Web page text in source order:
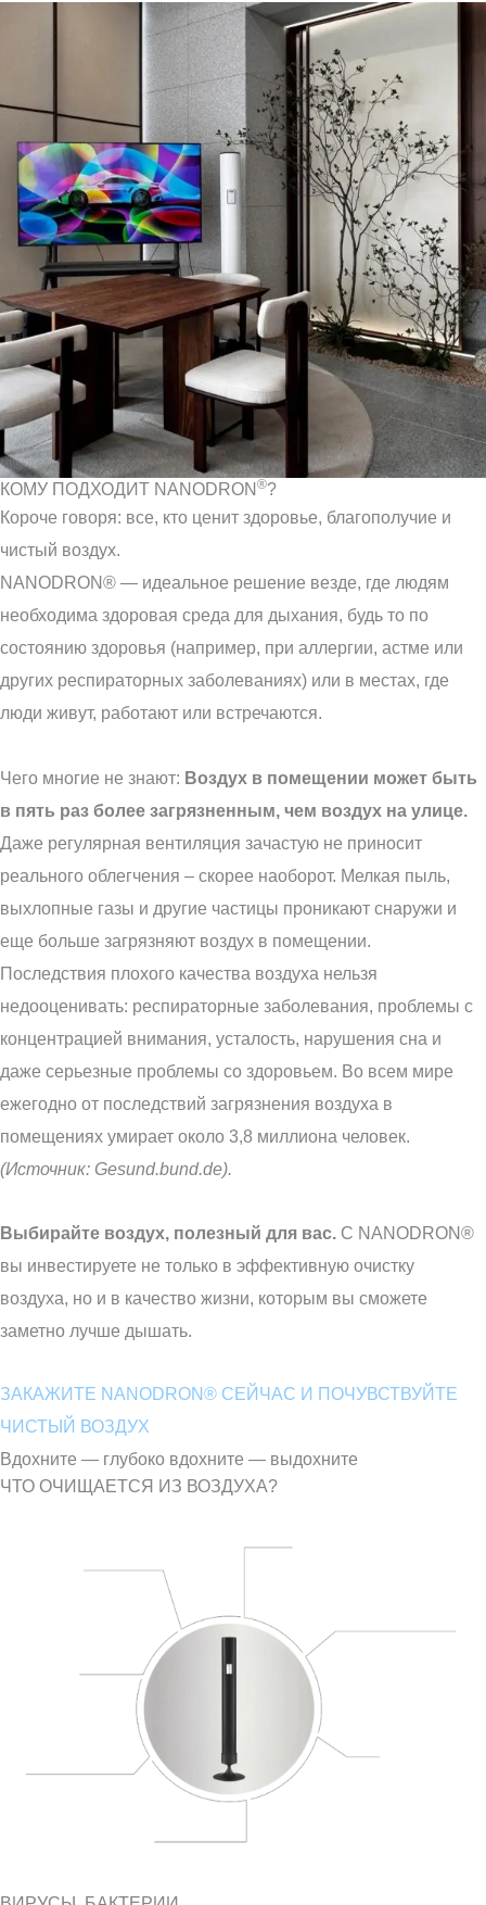
КОМУ ПОДХОДИТ NANODRON®?
Короче говоря: все, кто ценит здоровье, благополучие и
чистый воздух.
NANODRON® — идеальное решение везде, где людям
необходима здоровая среда для дыхания, будь то по
состоянию здоровья (например, при аллергии, астме или
других респираторных заболеваниях) или в местах, где
люди живут, работают или встречаются.
Чего многие не знают: Воздух в помещении может быть
в пять раз более загрязненным, чем воздух на улице.
Даже регулярная вентиляция зачастую не приносит
реального облегчения – скорее наоборот. Мелкая пыль,
выхлопные газы и другие частицы проникают снаружи и
еще больше загрязняют воздух в помещении.
Последствия плохого качества воздуха нельзя
недооценивать: респираторные заболевания, проблемы с
концентрацией внимания, усталость, нарушения сна и
даже серьезные проблемы со здоровьем. Во всем мире
ежегодно от последствий загрязнения воздуха в
помещениях умирает около 3,8 миллиона человек.
(Источник: Gesund.bund.de).
Выбирайте воздух, полезный для вас. С NANODRON®
вы инвестируете не только в эффективную очистку
воздуха, но и в качество жизни, которым вы сможете
заметно лучше дышать.
ЗАКАЖИТЕ NANODRON® СЕЙЧАС И ПОЧУВСТВУЙТЕ
ЧИСТЫЙ ВОЗДУХ
Вдохните — глубоко вдохните — выдохните
ЧТО ОЧИЩАЕТСЯ ИЗ ВОЗДУХА?